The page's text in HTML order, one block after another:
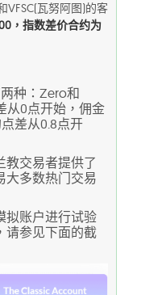
VFSC(瓦努阿图)的客
，指数差价合约为
种：Zero和
从0点开始，佣金
差从0.8点开
教交易者提供了
大多数热门交易
拟账户进行试验
请参见下面的截